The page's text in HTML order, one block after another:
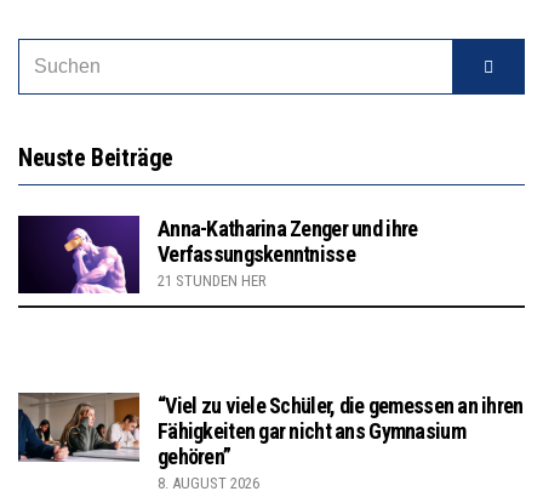
Neuste Beiträge
Anna-Katharina Zenger und ihre
Verfassungskenntnisse
21 STUNDEN HER
“Viel zu viele Schüler, die gemessen an ihren
Fähigkeiten gar nicht ans Gymnasium
gehören”
8. AUGUST 2026